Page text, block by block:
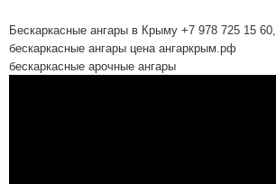
Бескаркасные ангары в Крыму +7 978 725 15 60,
бескаркасные ангары цена ангаркрым.рф
бескаркасные арочные ангары